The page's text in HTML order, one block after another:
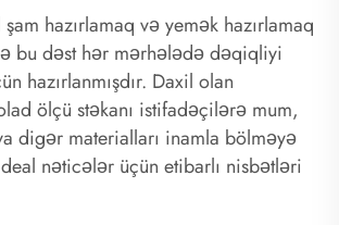
hazırlamaq və yemək hazırlamaq
bu dəst hər mərhələdə dəqiqliyi
hazırlanmışdır. Daxil olan
ölçü stəkanı istifadəçilərə mum,
digər materialları inamla bölməyə
nəticələr üçün etibarlı nisbətləri